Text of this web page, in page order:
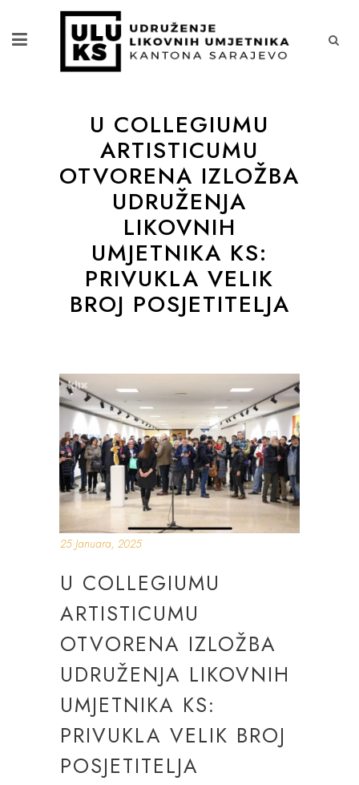
U COLLEGIUMU
ARTISTICUMU
OTVORENA IZLOŽBA
UDRUŽENJA
LIKOVNIH
UMJETNIKA KS:
PRIVUKLA VELIK
BROJ POSJETITELJA
25 Januara, 2025
U COLLEGIUMU
ARTISTICUMU
OTVORENA IZLOŽBA
UDRUŽENJA LIKOVNIH
UMJETNIKA KS:
PRIVUKLA VELIK BROJ
POSJETITELJA